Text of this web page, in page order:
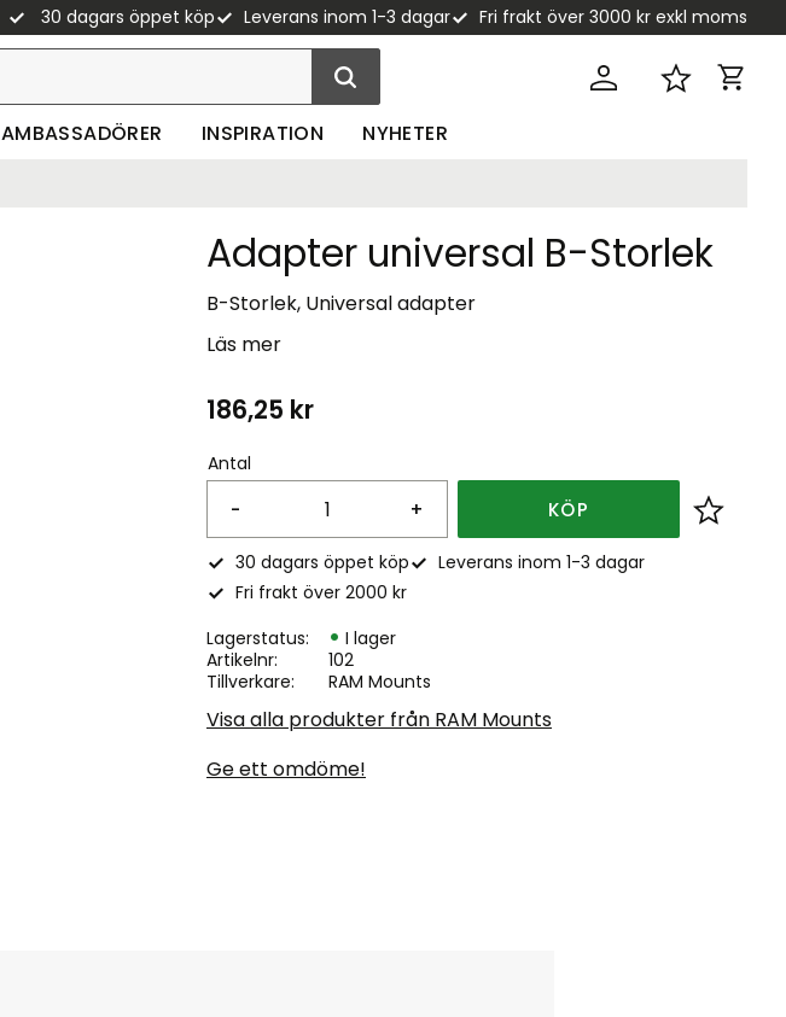
30 dagars öppet köp Leverans inom 1-3 dagar Fri frakt över 3000 kr exkl moms
Favoriter
AMBASSADÖRER INSPIRATION NYHETER
Adapter universal B-Storlek
B-Storlek, Universal adapter
Läs mer
186,25 kr
Antal
+
- KÖP Lägg
30 dagars öppet köp
Leverans inom 1-3 dagar
Fri frakt över 2000 kr
Lagerstatus
I lager
Artikelnr
102
Tillverkare
RAM Mounts
Visa alla produkter från RAM Mounts
Ge ett omdöme!